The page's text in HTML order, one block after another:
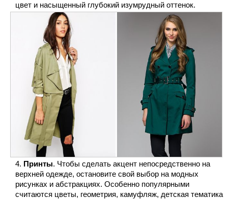
цвет и насыщенный глубокий изумрудный оттенок.
Принты. Чтобы сделать акцент непосредственно на
верхней одежде, остановите свой выбор на модных
рисунках и абстракциях. Особенно популярными
считаются цветы, геометрия, камуфляж, детская тематика